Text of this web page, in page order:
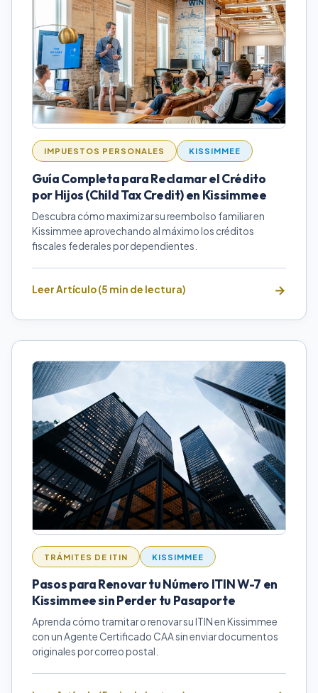
IMPUESTOS PERSONALES KISSIMMEE
Guía Completa para Reclamar el Crédito
por Hijos (Child Tax Credit) en Kissimmee
Descubra cómo maximizar su reembolso familiar en
Kissimmee aprovechando al máximo los créditos
fiscales federales por dependientes.
Leer Artículo (5 min de lectura)
TRÁMITES DE ITIN KISSIMMEE
Pasos para Renovar tu Número ITIN W-7 en
Kissimmee sin Perder tu Pasaporte
Aprenda cómo tramitar o renovar su ITIN en Kissimmee
con un Agente Certificado CAA sin enviar documentos
originales por correo postal.